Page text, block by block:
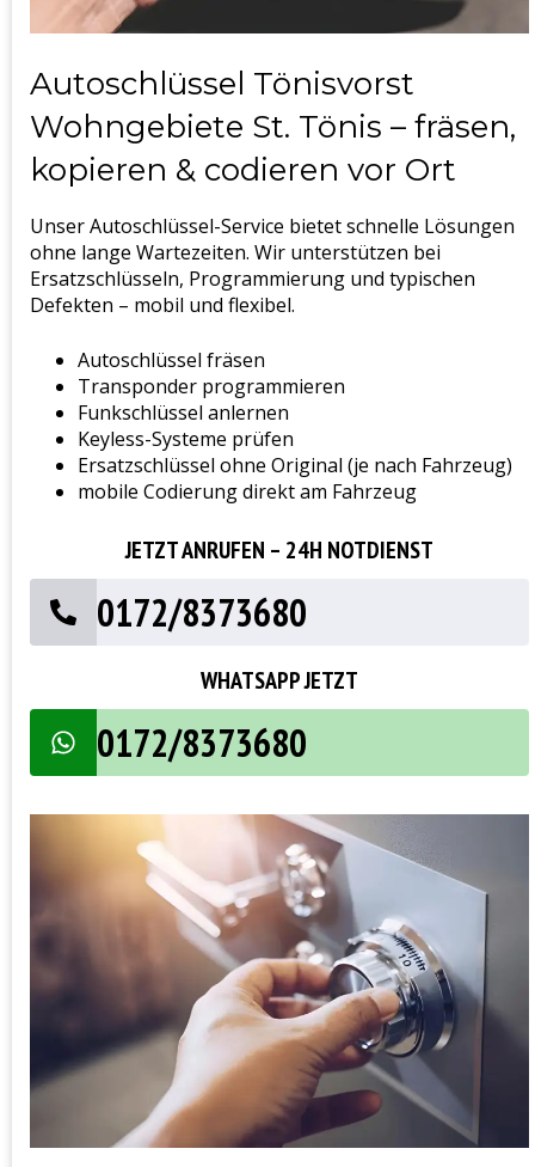
Autoschlüssel Tönisvorst
Wohngebiete St. Tönis – fräsen,
kopieren & codieren vor Ort
Unser Autoschlüssel-Service bietet schnelle Lösungen
ohne lange Wartezeiten. Wir unterstützen bei
Ersatzschlüsseln, Programmierung und typischen
Defekten – mobil und flexibel.
Autoschlüssel fräsen
Transponder programmieren
Funkschlüssel anlernen
Keyless-Systeme prüfen
Ersatzschlüssel ohne Original (je nach Fahrzeug)
mobile Codierung direkt am Fahrzeug
JETZT ANRUFEN – 24H NOTDIENST
0172/8373680
WHATSAPP JETZT
0172/8373680